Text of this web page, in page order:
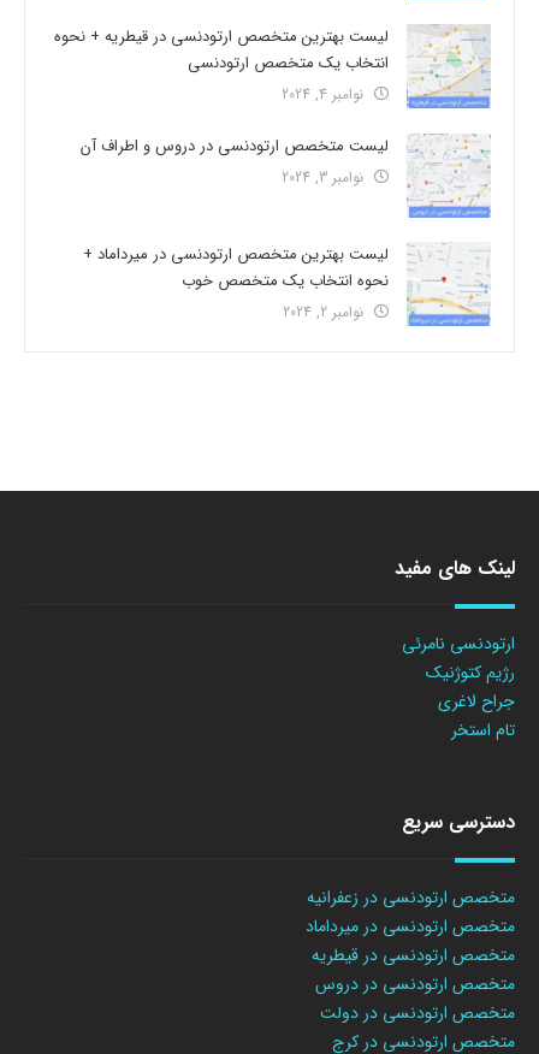
لیست بهترین متخصص ارتودنسی در قیطریه + نحوه
انتخاب یک متخصص ارتودنسی
نوامبر 4, 2024
لیست متخصص ارتودنسی در دروس و اطراف آن
نوامبر 3, 2024
لیست بهترین متخصص ارتودنسی در میرداماد +
نحوه انتخاب یک متخصص خوب
نوامبر 2, 2024
لینک های مفید
ارتودنسی نامرئی
رژیم کتوژنیک
جراح لاغری
تام استخر
دسترسی سریع
متخصص ارتودنسی در زعفرانیه
متخصص ارتودنسی در میرداماد
متخصص ارتودنسی در قیطریه
متخصص ارتودنسی در دروس
متخصص ارتودنسی در دولت
متخصص ارتودنسی در کرج